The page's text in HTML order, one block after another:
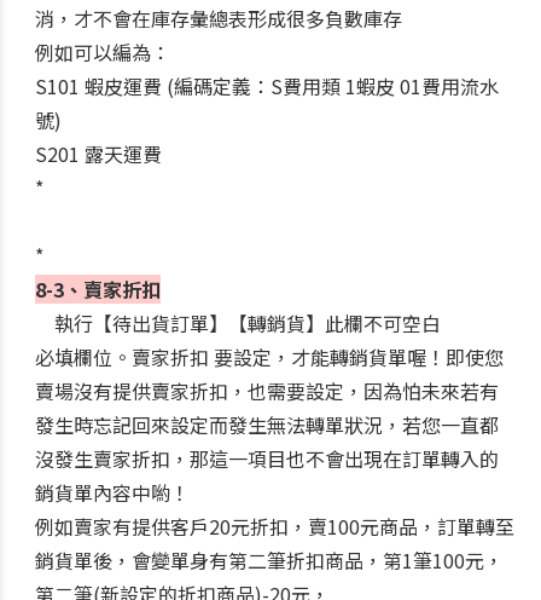
消，才不會在庫存彙總表形成很多負數庫存
例如可以編為：
S101 蝦皮運費 (編碼定義：S費用類 1蝦皮 01費用流水
號)
S201 露天運費
*
*
8-3、賣家折扣
執行【待出貨訂單】【轉銷貨】此欄不可空白
必填欄位。賣家折扣 要設定，才能轉銷貨單喔！即使您
賣場沒有提供賣家折扣，也需要設定，因為怕未來若有
發生時忘記回來設定而發生無法轉單狀況，若您一直都
沒發生賣家折扣，那這一項目也不會出現在訂單轉入的
銷貨單內容中喲！
例如賣家有提供客戶20元折扣，賣100元商品，訂單轉至
銷貨單後，會變單身有第二筆折扣商品，第1筆100元，
第二筆(新設定的折扣商品)-20元，